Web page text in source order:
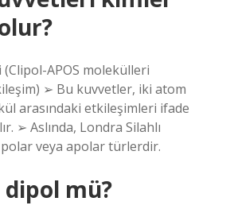
APOS molekülleri
➢ Bu kuvvetler, iki atom
arasındaki etkileşimleri ifade
➢ Aslında, Londra Silahlı
veya apolar türlerdir.
dipol mü?